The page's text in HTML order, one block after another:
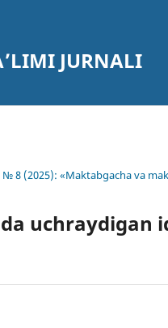
JURNALI
8 (2025): «Maktabgacha va
uchraydigan